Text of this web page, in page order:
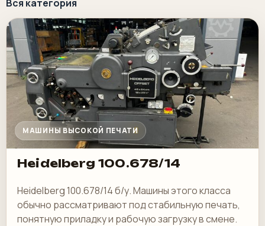
Вся категория
МАШИНЫ ВЫСОКОЙ ПЕЧАТИ
Heidelberg 100.678/14
Heidelberg 100.678/14 б/у. Машины этого класса
обычно рассматривают под стабильную печать,
понятную приладку и рабочую загрузку в смене.